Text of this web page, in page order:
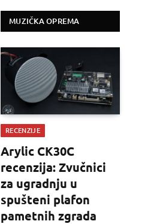
MUZIČKA OPREMA
RECENZIJE
Arylic CK30C
recenzija: Zvučnici
za ugradnju u
spušteni plafon
pametnih zgrada